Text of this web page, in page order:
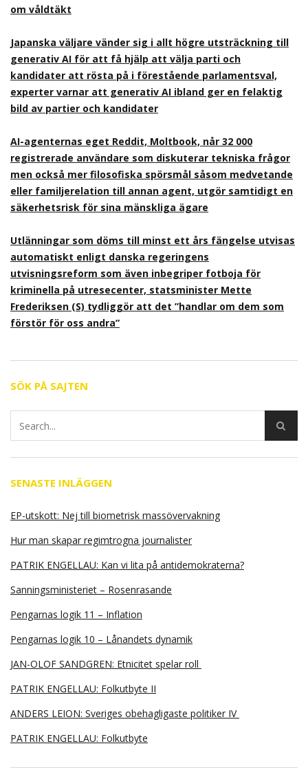
om våldtäkt
Japanska väljare vänder sig i allt högre utsträckning till
generativ AI för att få hjälp att välja parti och
kandidater att rösta på i förestående parlamentsval,
experter varnar att generativ AI ibland ger en felaktig
bild av partier och kandidater
AI-agenternas eget Reddit, Moltbook, når 32 000
registrerade användare som diskuterar tekniska frågor
men också mer filosofiska spörsmål såsom medvetande
eller familjerelation till annan agent, utgör samtidigt en
säkerhetsrisk för sina mänskliga ägare
Utlänningar som döms till minst ett års fängelse utvisas
automatiskt enligt danska regeringens
utvisningsreform som även inbegriper fotboja för
kriminella på utresecenter, statsminister Mette
Frederiksen (S) tydliggör att det ”handlar om dem som
förstör för oss andra”
SÖK PÅ SAJTEN
SENASTE INLÄGGEN
EP-utskott: Nej till biometrisk massövervakning
Hur man skapar regimtrogna journalister
PATRIK ENGELLAU: Kan vi lita på antidemokraterna?
Sanningsministeriet – Rosenrasande
Pengarnas logik 11 – Inflation
Pengarnas logik 10 – Lånandets dynamik
JAN-OLOF SANDGREN: Etnicitet spelar roll
PATRIK ENGELLAU: Folkutbyte II
ANDERS LEION: Sveriges obehagligaste politiker IV
PATRIK ENGELLAU: Folkutbyte